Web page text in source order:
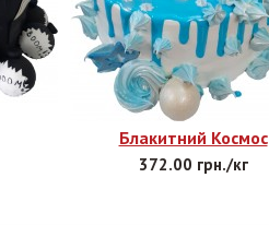
Блакитний Космос
372.00 грн./кг